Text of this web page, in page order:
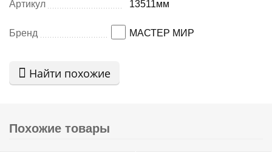
Артикул 13511мм
Бренд МАСТЕР МИР
Найти похожие
Похожие товары